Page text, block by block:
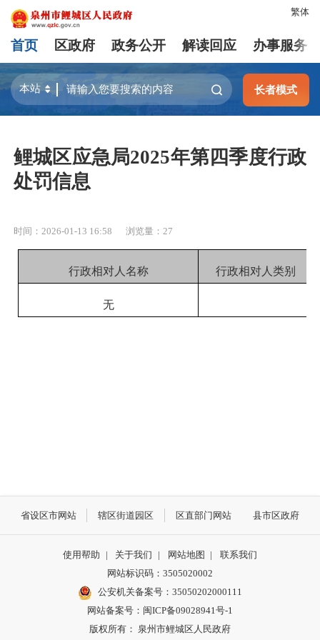
繁体
首页 区政府 政务公开 解读回应 办事服务
长者模式
鲤城区应急局2025年第四季度行政
处罚信息
时间：2026-01-13 16:58 浏览量： 27
行政相对人名称 行政相对人类别
无
省设区市网站 辖区街道园区 区直部门网站 县市区政府
使用帮助 | 关于我们 | 网站地图 |
联系我们
网站标识码：3505020002
公安机关备案号：35050202000111
网站备案号：闽ICP备09028941号-1
版权所有： 泉州市鲤城区人民政府